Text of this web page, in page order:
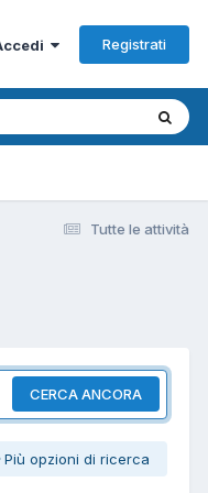
Registrati
Tutte le attività
CERCA ANCORA
Più opzioni di ricerca